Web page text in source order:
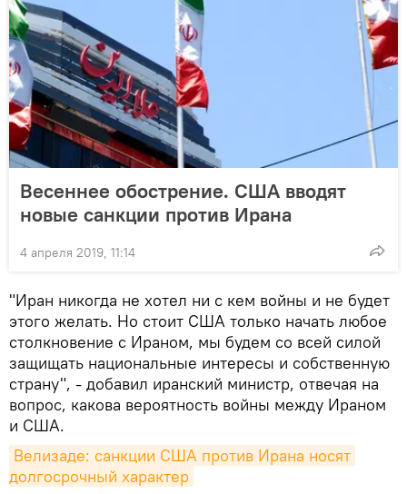
Весеннее обострение. США вводят
новые санкции против Ирана
4 апреля 2019, 11:14
"Иран никогда не хотел ни с кем войны и не будет
этого желать. Но стоит США только начать любое
столкновение с Ираном, мы будем со всей силой
защищать национальные интересы и собственную
страну", - добавил иранский министр, отвечая на
вопрос, какова вероятность войны между Ираном
и США.
Велизаде: санкции США против Ирана носят
долгосрочный характер